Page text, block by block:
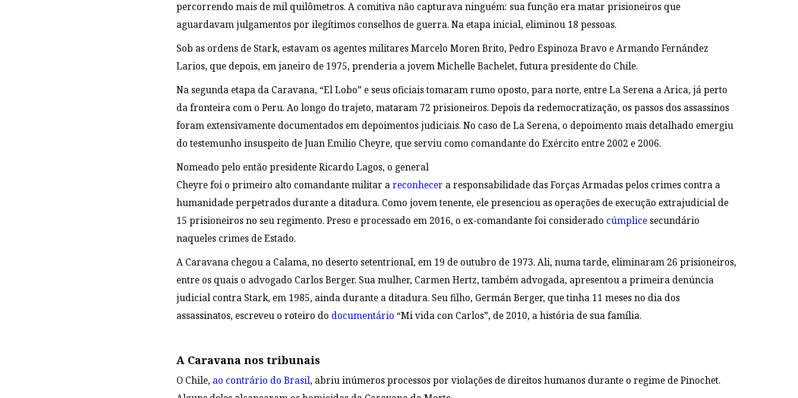
percorrendo mais de mil quilômetros. A comitiva não capturava ninguém: sua função era matar prisioneiros que
aguardavam julgamentos por ilegítimos conselhos de guerra. Na etapa inicial, eliminou 18 pessoas.
Sob as ordens de Stark, estavam os agentes militares Marcelo Moren Brito, Pedro Espinoza Bravo e Armando Fernández
Larios, que depois, em janeiro de 1975, prenderia a jovem Michelle Bachelet, futura presidente do Chile.
Na segunda etapa da Caravana, “El Lobo” e seus oficiais tomaram rumo oposto, para norte, entre La Serena a Arica, já perto
da fronteira com o Peru. Ao longo do trajeto, mataram 72 prisioneiros. Depois da redemocratização, os passos dos assassinos
foram extensivamente documentados em depoimentos judiciais. No caso de La Serena, o depoimento mais detalhado emergiu
do testemunho insuspeito de Juan Emilio Cheyre, que serviu como comandante do Exército entre 2002 e 2006.
Nomeado pelo então presidente Ricardo Lagos, o general
Cheyre foi o primeiro alto comandante militar areconhecer a responsabilidade das Forças Armadas pelos crimes contra a
humanidade perpetrados durante a ditadura. Como jovem tenente, ele presenciou as operações de execução extrajudicial de
15 prisioneiros no seu regimento. Preso e processado em 2016, o ex-comandante foi considerado cúmplice secundário
naqueles crimes de Estado.
A Caravana chegou a Calama, no deserto setentrional, em 19 de outubro de 1973. Ali, numa tarde, eliminaram 26 prisioneiros,
entre os quais o advogado Carlos Berger. Sua mulher, Carmen Hertz, também advogada, apresentou a primeira denúncia
judicial contra Stark, em 1985, ainda durante a ditadura. Seu filho, Germán Berger, que tinha 11 meses no dia dos
assassinatos, escreveu o roteiro do documentário “Mi vida con Carlos”, de 2010, a história de sua família.
A Caravana nos tribunais
O Chile, ao contrário do Brasil, abriu inúmeros processos por violações de direitos humanos durante o regime de Pinochet.